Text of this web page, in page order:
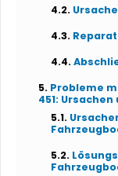
Probleme
451: